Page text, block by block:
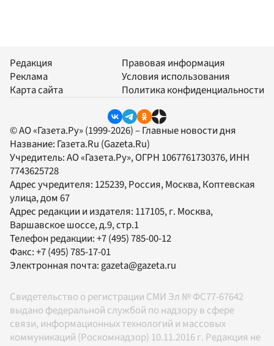
Редакция
Реклама
Карта сайта
Правовая информация
Условия использования
Политика конфиденциальности
© АО «Газета.Ру» (1999-2026) – Главные новости дня
Название: Газета.Ru (Gazeta.Ru)
Учредитель:АО «Газета.Ру», ОГРН 1067761730376, ИНН
7743625728
Адрес учредителя: 125239, Россия, Москва, Коптевская
улица, дом 67
Адрес редакции и издателя: 117105, г. Москва,
Варшавское шоссе, д.9, стр.1
Телефон редакции:+7 (495) 785-00-12
Факс:+7 (495) 785-17-01
Электронная почта:gazeta@gazeta.ru
Свидетельство о регистрации СМИ Эл № ФС77-67642
выдано федеральной службой по надзору в сфере
связи, информационных технологий и массовых
коммуникаций (Роскомнадзор) 10.11.2016 г. Редакция не